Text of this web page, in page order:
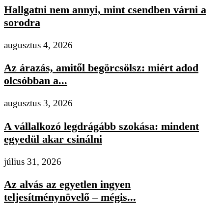
Hallgatni nem annyi, mint csendben várni a
sorodra
augusztus 4, 2026
Az árazás, amitől begörcsölsz: miért adod
olcsóbban a...
augusztus 3, 2026
A vállalkozó legdrágább szokása: mindent
egyedül akar csinálni
július 31, 2026
Az alvás az egyetlen ingyen
teljesítménynövelő – mégis...